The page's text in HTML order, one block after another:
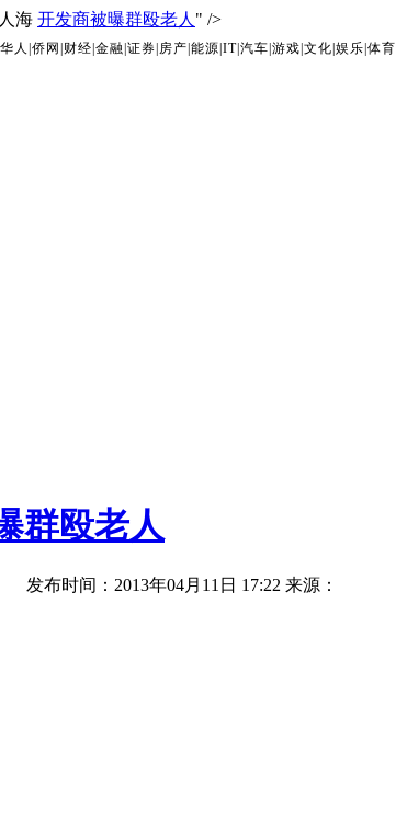
海 开发商被曝群殴老人 " />
华人 侨网 财经 金融 证券 房产 能源 IT| 汽车 游戏 文化 娱乐 体育
群殴老人
发布时间：2013年04月11日 17:22 来源：